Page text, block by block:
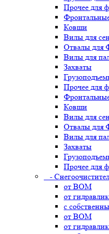
Прочее для
Ковши
Вилы для
Отвалы для
Вилы для
Захваты
Прочее для
Ковши
Вилы для
Отвалы для
Вилы для
Захваты
Прочее для
-
от ВОМ
от
с
от ВОМ
от